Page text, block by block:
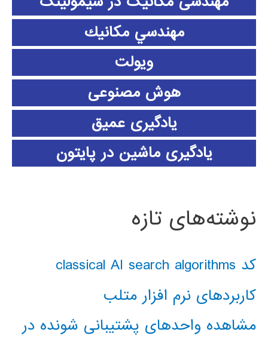
مهندسي مكانيك
ویولت
هوش مصنوعی
یادگیری عمیق
یادگیری ماشین در پایتون
نوشته‌های تازه
کد classical AI search algorithms
کاربردهای نرم افزار متلب
مشاهده واحدهای پشتیبانی شونده در